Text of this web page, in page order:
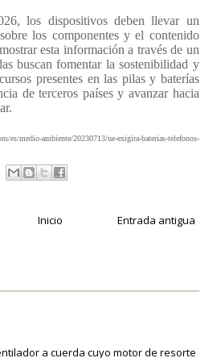
los dispositivos deben llevar un
los componentes y el contenido
esta información a través de un
buscan fomentar la sostenibilidad y
presentes en las pilas y baterías
de terceros países y avanzar hacia
medio-ambiente/20230713/ue-exigira-baterias-telefonos-
Entrada antigua
Inicio
a cuerda cuyo motor de resorte